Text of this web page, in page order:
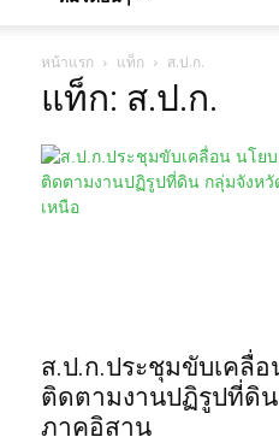
หน้าแรก แท็ก ส.ป.ก.
แท็ก: ส.ป.ก.
ส.ป.ก.ประชุมขับเคลื่อ
ติดตามงานปฏิรูปที่ดิ
ภาคอิสาน